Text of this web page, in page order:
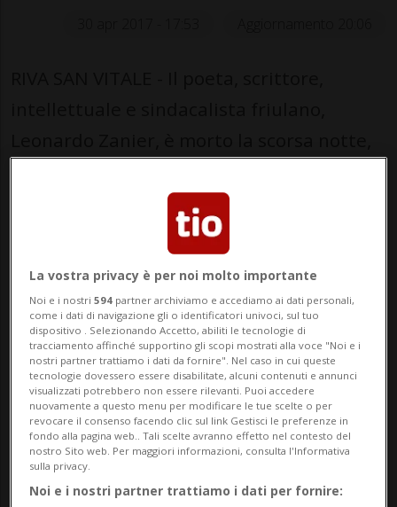
di Riva San Vitale. Originario di Maranzanis
di Comeglians (Udine), d...
🔐 Sblocca il nostro archivio
esclusivo!
Sottoscrivi un abbonamentoArchivioper
leggere questo articolo, oppure scegli
MyTioAboper accedere all'archivio e
navigare su sito e app senza pubblicità.
ACCEDI
La vostra privacy è per noi molto importante
Noi e i nostri594 partner archiviamo e accediamo ai dati personali,
come i dati di navigazione gli o identificatori univoci, sul tuo
dispositivo . Selezionando Accetto, abiliti le tecnologie di
tracciamento affinché supportino gli scopi mostrati alla voce "Noi e i
nostri partner trattiamo i dati da fornire". Nel caso in cui queste
tecnologie dovessero essere disabilitate, alcuni contenuti e annunci
visualizzati potrebbero non essere rilevanti. Puoi accedere
nuovamente a questo menu per modificare le tue scelte o per
revocare il consenso facendo clic sul link Gestisci le preferenze in
fondo alla pagina web.. Tali scelte avranno effetto nel contesto del
nostro Sito web. Per maggiori informazioni, consulta l'Informativa
sulla privacy.
Noi e i nostri partner trattiamo i dati per fornire: